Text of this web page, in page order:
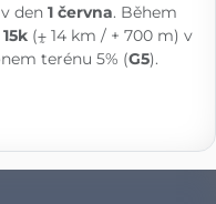
den 1 června. Během
(⨦ 14 km / + 700 m) v
terénu 5% (G5).